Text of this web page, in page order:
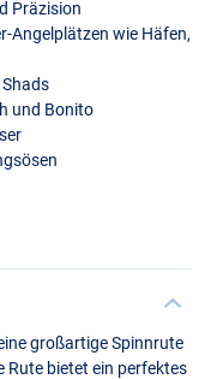
Präzision
Angelplätzen wie Häfen,
und Bonito
großartige Spinnrute
Rute bietet ein perfektes